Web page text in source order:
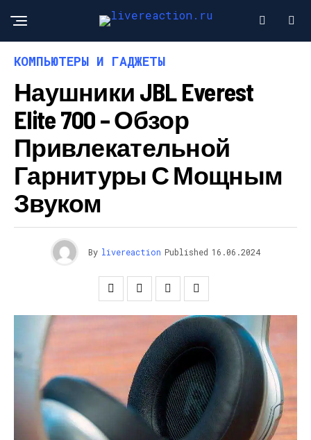
КОМПЬЮТЕРЫ И ГАДЖЕТЫ
Наушники JBL Everest
Elite 700 – Обзор
Привлекательной
Гарнитуры С Мощным
Звуком
By livereaction Published 16.06.2024